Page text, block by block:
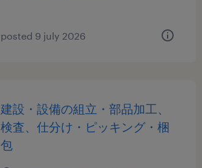
posted 9 july 2026
建設・設備の組立・部品加工、
検査、仕分け・ピッキング・梱
包